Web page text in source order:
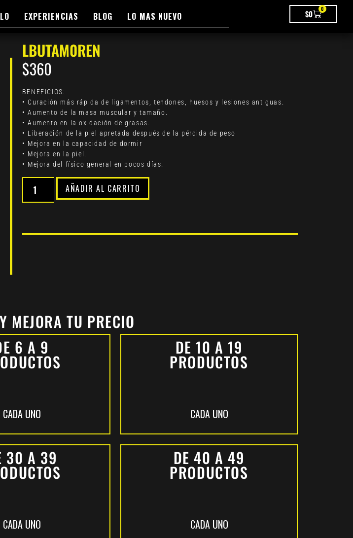
EXPERIENCIAS BLOG LO MAS NUEVO $0 0
LBUTAM0REN
$360
BENEFICIOS:
• Curación más rápida de ligamentos, tendones, huesos y lesiones antiguas.
• Aumento de la masa muscular y tamaño.
• Aumento en la oxidación de grasas.
• Liberación de la piel apretada después de la pérdida de peso
• Mejora en la capacidad de dormir
• Mejora en la piel.
• Mejora del físico general en pocos días.
AÑADIR AL CARRITO
MEJORA TU PRECIO
6 A 9
CADA UNO
DE 10 A 19
PRODUCTOS
CADA UNO
30 A 39
CADA UNO
DE 40 A 49
PRODUCTOS
CADA UNO